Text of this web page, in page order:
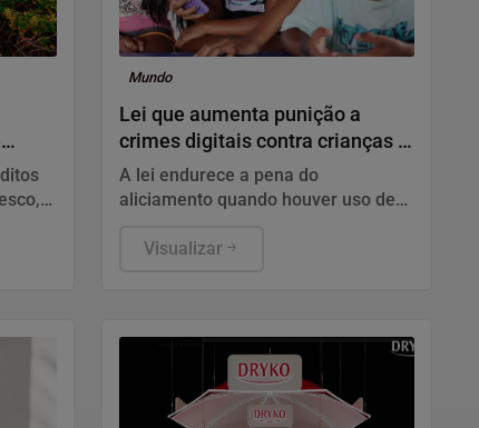
Mundo
Lei que aumenta punição a
crimes digitais contra crianças é
sancionada
A lei endurece a pena do
aliciamento quando houver uso de
perfis falsos, promessa de
Visualizar